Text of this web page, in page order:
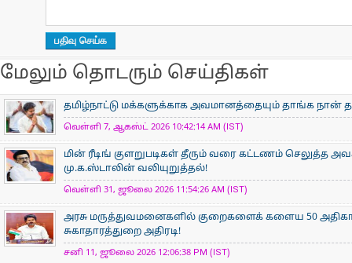
மேலும் தொடரும் செய்திகள்
தமிழ்நாட்டு மக்களுக்காக அவமானத்தையும் தாங்க நான்
வெள்ளி 7, ஆகஸ்ட் 2026 10:42:14 AM (IST)
மின் ரீடிங் குளறுபடிகள் தீரும் வரை கட்டணம் செலுத்த
மு.க.ஸ்டாலின் வலியுறுத்தல்!
வெள்ளி 31, ஜூலை 2026 11:54:26 AM (IST)
அரசு மருத்துவமனைகளில் குறைகளைக் களைய 50
சுகாதாரத்துறை அதிரடி!
சனி 11, ஜூலை 2026 12:06:38 PM (IST)